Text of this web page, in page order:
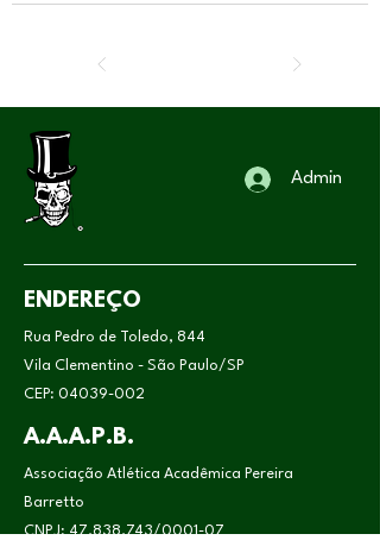
Admin
ENDEREÇO
Rua Pedro de Toledo, 844
Vila Clementino - São Paulo/SP
CEP: 04039-002
A.A.A.P.B.
Associação Atlética Acadêmica Pereira
Barretto
CNPJ:47.838.743/0001-07